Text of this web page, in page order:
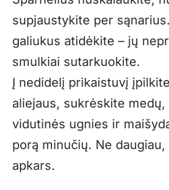
supjaustykite per
galiukus atidėkite – jų
smulkiai sutarkuokite.
Į nedidelį prikaistuvį
aliejaus, sukrėskite
vidutinės ugnies ir
porą minučių. Ne
apkars.